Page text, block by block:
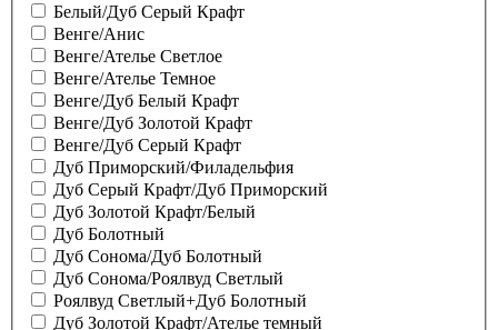
Белый/Дуб Серый Крафт
Венге/Анис
Венге/Ателье Светлое
Венге/Ателье Темное
Венге/Дуб Белый Крафт
Венге/Дуб Золотой Крафт
Венге/Дуб Серый Крафт
Дуб Приморский/Филадельфия
Дуб Серый Крафт/Дуб Приморский
Дуб Золотой Крафт/Белый
Дуб Болотный
Дуб Сонома/Дуб Болотный
Дуб Сонома/Роялвуд Светлый
Роялвуд Светлый+Дуб Болотный
Дуб Золотой Крафт/Ателье темный